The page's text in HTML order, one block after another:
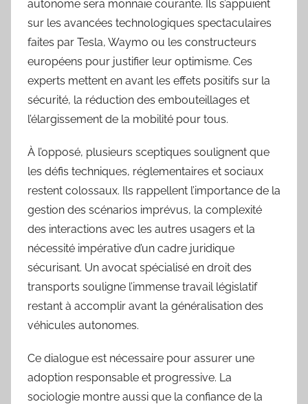
autonome sera monnaie courante. Ils s’appuient
sur les avancées technologiques spectaculaires
faites par Tesla, Waymo ou les constructeurs
européens pour justifier leur optimisme. Ces
experts mettent en avant les effets positifs sur la
sécurité, la réduction des embouteillages et
l’élargissement de la mobilité pour tous.
À l’opposé, plusieurs sceptiques soulignent que
les défis techniques, réglementaires et sociaux
restent colossaux. Ils rappellent l’importance de la
gestion des scénarios imprévus, la complexité
des interactions avec les autres usagers et la
nécessité impérative d’un cadre juridique
sécurisant. Un avocat spécialisé en droit des
transports souligne l’immense travail législatif
restant à accomplir avant la généralisation des
véhicules autonomes.
Ce dialogue est nécessaire pour assurer une
adoption responsable et progressive. La
sociologie montre aussi que la confiance de la